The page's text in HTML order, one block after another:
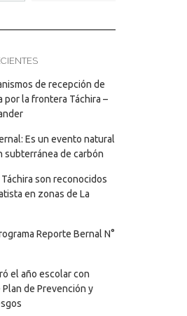
de recepción de
por la frontera Táchira –
Es un evento natural
subterránea de carbón
son reconocidos
en zonas de La
Reporte Bernal N°
el año escolar con
de Prevención y